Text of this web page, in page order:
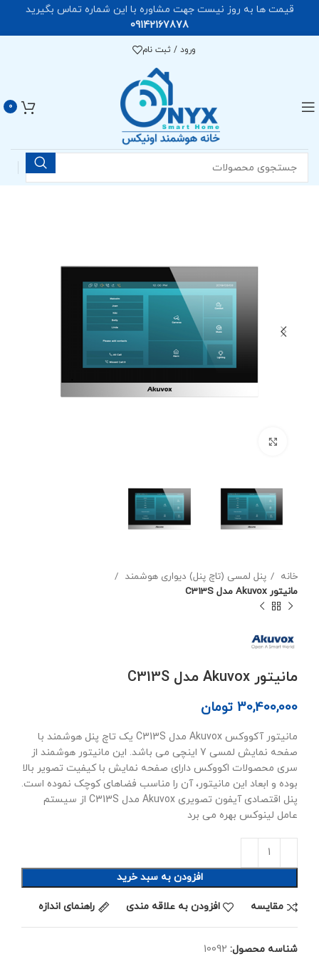
ورود / ثبت نام
0
خانه
پنل لمسی (تاچ پنل) دیواری هوشمند
مانیتور Akuvox مدل C313S
مانیتور Akuvox مدل C313S
30,400,000 تومان
مانیتور آکووکس Akuvox مدل C313S یک تاچ پنل هوشمند با
صفحه نمایش لمسی 7 اینچی می باشد. این مانیتور هوشمند از
سری محصولات اکووکس دارای صفحه نمایش با کیفیت تصویر بالا
بوده و ابعاد این مانیتور، آن را مناسب فضاهای کوچک نموده است.
پنل اقتصادی آیفون تصویری Akuvox مدل C313S از سیستم
عامل لینوکس بهره می برد
افزودن به سبد خرید
مقايسه افزودن به علاقه مندی راهنمای اندازه
شناسه محصول: 10092
قیمت ها به روز نیست جهت مشاوره با این شماره تماس بگیرید
09142167878